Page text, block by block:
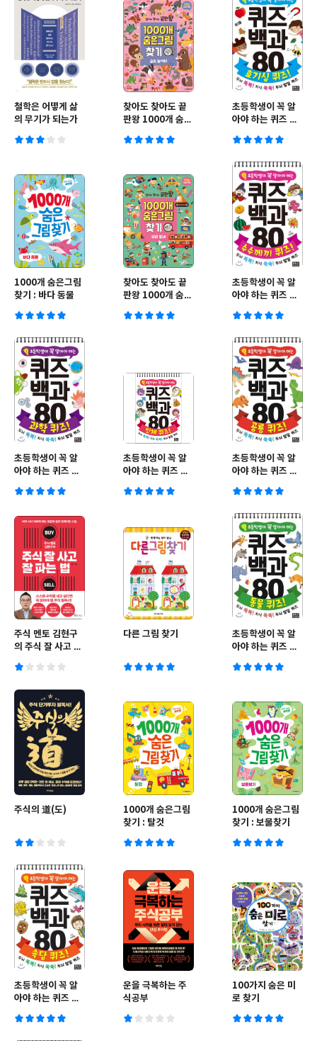
철학은 어떻게 삶
의 무기가 되는가
찾아도 찾아도 끝
판왕 1000개 숨은
이터
초등학생이 꼭 알
아야 하는 퀴즈 백
즈!
1000개 숨은그림
찾기 : 바다 동물
찾아도 찾아도 끝
판왕 1000개 숨은
네
초등학생이 꼭 알
아야 하는 퀴즈 백
즈!
초등학생이 꼭 알
아야 하는 퀴즈 백
초등학생이 꼭 알
아야 하는 퀴즈 백
초등학생이 꼭 알
아야 하는 퀴즈 백
주식 멘토 김현구
의 주식 잘 사고 잘
다른 그림 찾기
초등학생이 꼭 알
아야 하는 퀴즈 백
주식의 道(도)
1000개 숨은그림
찾기 : 탈것
1000개 숨은그림
찾기 : 보물찾기
초등학생이 꼭 알
아야 하는 퀴즈 백
운을 극복하는 주
식공부
100가지 숨은 미
로 찾기